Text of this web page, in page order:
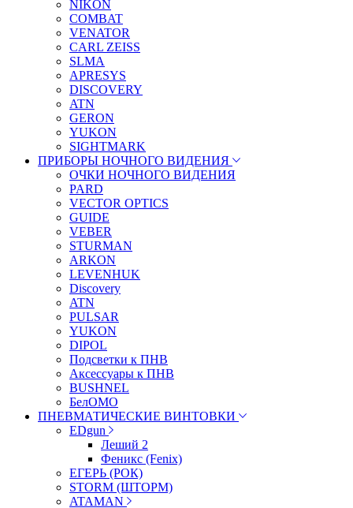
NIKON
COMBAT
VENATOR
CARL ZEISS
SLMA
APRESYS
DISCOVERY
ATN
GERON
YUKON
SIGHTMARK
ПРИБОРЫ НОЧНОГО ВИДЕНИЯ
ОЧКИ НОЧНОГО ВИДЕНИЯ
PARD
VECTOR OPTICS
GUIDE
VEBER
STURMAN
ARKON
LEVENHUK
Discovery
ATN
PULSAR
YUKON
DIPOL
Подсветки к ПНВ
Аксессуары к ПНВ
BUSHNEL
БелОМО
ПНЕВМАТИЧЕСКИЕ ВИНТОВКИ
EDgun
Леший 2
Феникс (Fenix)
ЕГЕРЬ (РОК)
STORM (ШТОРМ)
ATAMAN